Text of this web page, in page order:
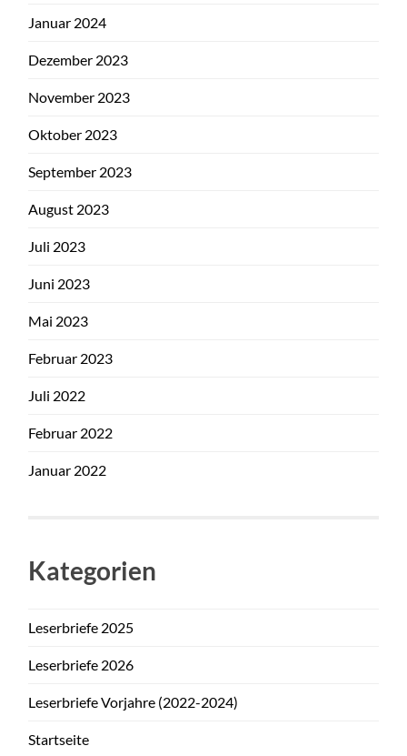
Januar 2024
Dezember 2023
November 2023
Oktober 2023
September 2023
August 2023
Juli 2023
Juni 2023
Mai 2023
Februar 2023
Juli 2022
Februar 2022
Januar 2022
Kategorien
Leserbriefe 2025
Leserbriefe 2026
Leserbriefe Vorjahre (2022-2024)
Startseite